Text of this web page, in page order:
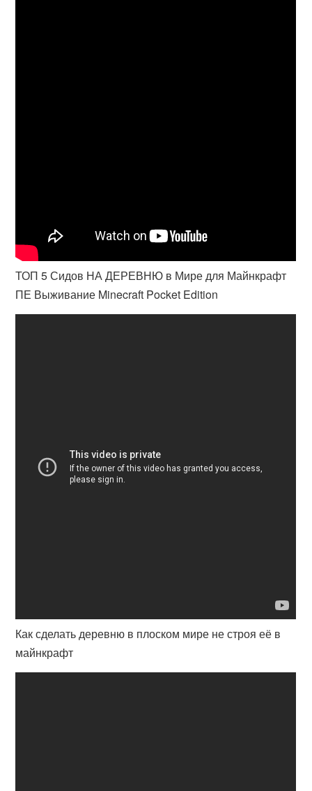
ТОП 5 Сидов НА ДЕРЕВНЮ в Мире для Майнкрафт
ПЕ Выживание Minecraft Pocket Edition
Как сделать деревню в плоском мире не строя её в
майнкрафт